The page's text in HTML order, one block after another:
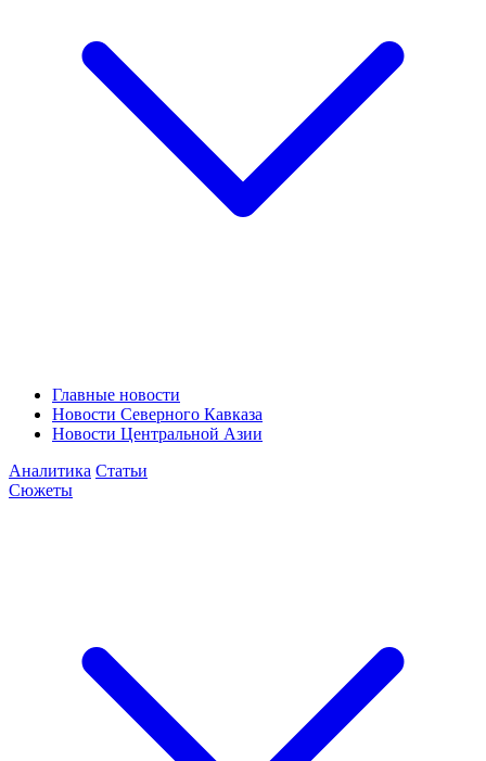
Главные новости
Новости Северного Кавказа
Новости Центральной Азии
Аналитика Статьи
Сюжеты